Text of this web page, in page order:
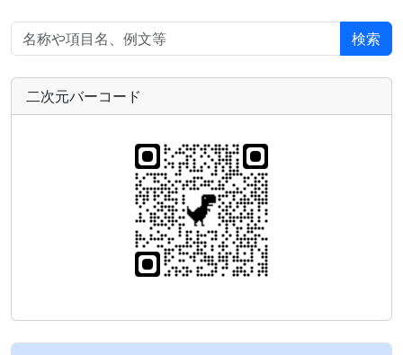
検索
二次元バーコード